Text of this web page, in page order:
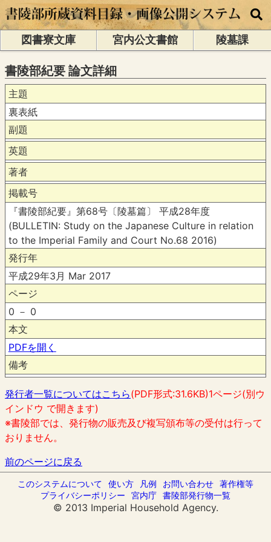
図書寮文庫 宮内公文書館 陵墓課
書陵部紀要 論文詳細
主題
裏表紙
副題
英題
著者
掲載号
『書陵部紀要』第68号〔陵墓篇〕 平成28年度
(BULLETIN: Study on the Japanese Culture in relation
to the Imperial Family and Court No.68 2016)
発行年
平成29年3月 Mar 2017
ページ
0 － 0
本文
PDFを開く
備考
発行者一覧についてはこちら(PDF形式:31.6KB)1ページ(別ウ
インドウ で開きます)
※書陵部では、発行物の販売及び複写頒布等の受付は行って
おりません。
前のページに戻る
このシステムについて 使い方 凡例 お問い合わせ 著作権等
プライバシーポリシー
宮内庁 書陵部発行物一覧
© 2013 Imperial Household Agency.